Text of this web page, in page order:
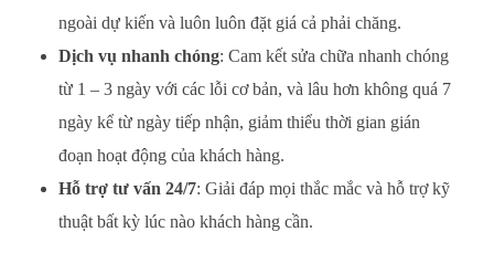
ngoài dự kiến và luôn luôn đặt giá cả phải chăng.
Dịch vụ nhanh chóng: Cam kết sửa chữa nhanh chóng
từ 1 – 3 ngày với các lỗi cơ bản, và lâu hơn không quá 7
ngày kể từ ngày tiếp nhận, giảm thiểu thời gian gián
đoạn hoạt động của khách hàng.
Hỗ trợ tư vấn 24/7: Giải đáp mọi thắc mắc và hỗ trợ kỹ
thuật bất kỳ lúc nào khách hàng cần.